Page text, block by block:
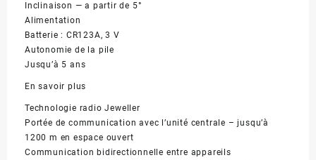
Inclinaison — а partir de 5°
Alimentation
Batterie : CR123A, 3 V
Autonomie de la pile
Jusqu’à 5 ans
En savoir plus
Technologie radio Jeweller
Portée de communication avec l’unité centrale – jusqu’à
1200 m en espace ouvert
Communication bidirectionnelle entre appareils